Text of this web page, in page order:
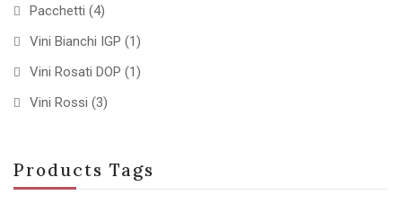
Pacchetti (4)
Vini Bianchi IGP (1)
Vini Rosati DOP (1)
Vini Rossi (3)
Products Tags